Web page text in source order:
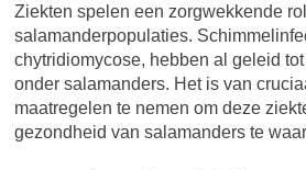
Ziekten spelen een zorgwekkende
salamanderpopulaties.
chytridiomycose, hebben al geleid
onder salamanders. Het is van
maatregelen te nemen om deze
gezondheid van salamanders te